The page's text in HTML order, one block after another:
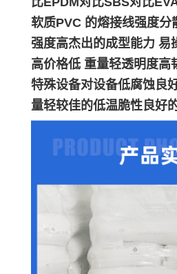
软质PVC 的熔接线强度分
强度高杰出的成型能力 易
高价格低 重量轻透明度高
特殊设备对设备低腐蚀良
量轻较佳的低温脆性良好